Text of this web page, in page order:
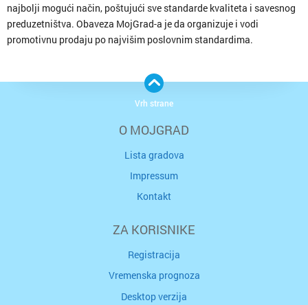
najbolji mogući način, poštujući sve standarde kvaliteta i savesnog
preduzetništva. Obaveza MojGrad-a je da organizuje i vodi
promotivnu prodaju po najvišim poslovnim standardima.
O MOJGRAD
Lista gradova
Impressum
Kontakt
ZA KORISNIKE
Registracija
Vremenska prognoza
Desktop verzija
Vrh strane